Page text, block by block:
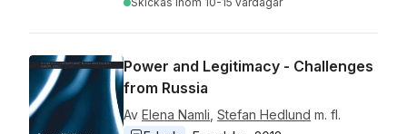
Power and Legitimacy - Challenges
from Russia
Av Elena Namli Stefan Hedlund m. fl.